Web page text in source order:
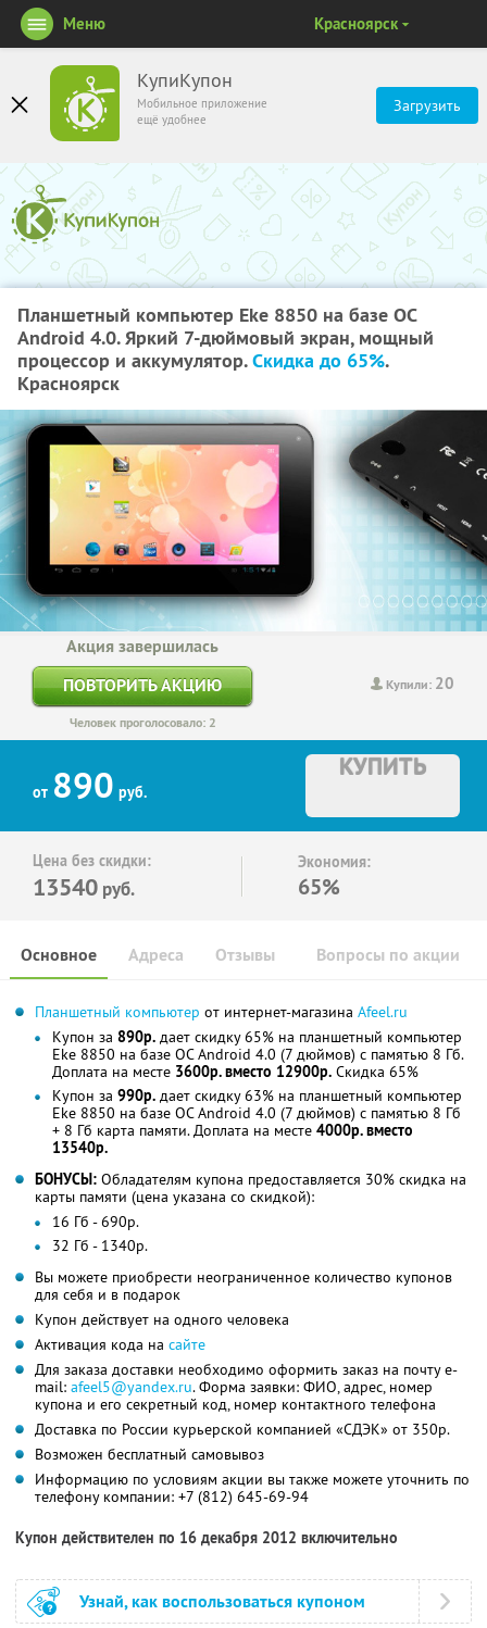
КупиКупон
Мобильное приложение
ещё удобнее
Загрузить
Меню Красноярск
Планшетный компьютер Eke 8850 на базе ОС
Android 4.0. Яркий 7-дюймовый экран, мощный
процессор и аккумулятор.Скидка до 65%.
Красноярск
Купили: 20
Акция завершилась
ПОВТОРИТЬ АКЦИЮ
Человек проголосовало: 2
от 890 руб.
КУПИТЬ
Цена без скидки:
13540 руб.
Экономия:
65%
Основное Отзывы Вопросы по акции
Адреса
Планшетный компьютер от интернет-магазина Afeel.ru
Купон за 890р. дает скидку 65% на планшетный компьютер
Eke 8850 на базе ОС Android 4.0 (7 дюймов) с памятью 8 Гб.
Доплата на месте 3600р. вместо 12900р. Скидка 65%
Купон за 990р. дает скидку 63% на планшетный компьютер
Eke 8850 на базе ОС Android 4.0 (7 дюймов) с памятью 8 Гб
+ 8 Гб карта памяти. Доплата на месте 4000р. вместо
13540р.
БОНУСЫ: Обладателям купона предоставляется 30% скидка на
карты памяти (цена указана со скидкой):
16 Гб - 690р.
32 Гб - 1340р.
Вы можете приобрести неограниченное количество купонов
для себя и в подарок
Купон действует на одного человека
Активация кода на сайте
Для заказа доставки необходимо оформить заказ на почту e-
mail: afeel5@yandex.ru. Форма заявки: ФИО, адрес, номер
купона и его секретный код, номер контактного телефона
Доставка по России курьерской компанией «СДЭК» от 350р.
Возможен бесплатный самовывоз
Информацию по условиям акции вы также можете уточнить по
телефону компании: +7 (812) 645-69-94
Купон действителен по 16 декабря 2012 включительно
Узнай, как воспользоваться купоном